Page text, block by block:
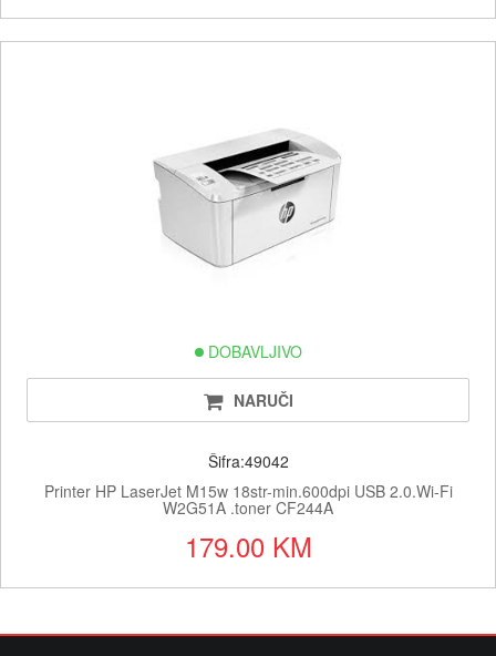
DOBAVLJIVO
NARUČI
Šifra:49042
Printer HP LaserJet M15w 18str-min.600dpi USB 2.0.Wi-Fi
W2G51A .toner CF244A
179.00 KM